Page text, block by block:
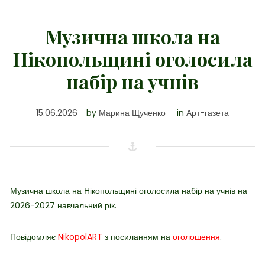
Музична школа на
Нікопольщині оголосила
набір на учнів
15.06.2026 by Марина Щученко in Арт-газета
Музична школа на Нікопольщині оголосила набір на учнів на
2026-2027 навчальний рік.
Повідомляє NikopolART з посиланням на оголошення.